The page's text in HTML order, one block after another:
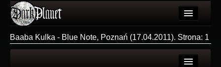
Użytkownicy
Baaba Kulka - Blue Note, Poznań (17.04.2011). Strona: 1